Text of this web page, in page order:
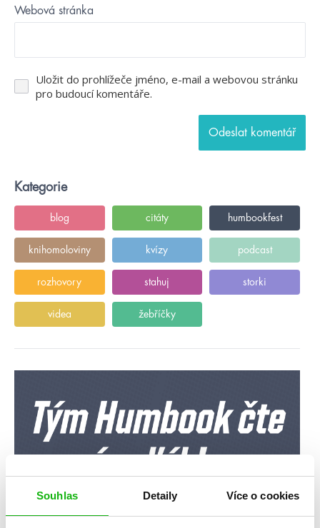
Souhlas Detaily Více o cookies
Webová stránka
Uložit do prohlížeče jméno, e-mail a webovou stránku
pro budoucí komentáře.
Kategorie
blog citáty humbookfest
knihomoloviny kvízy podcast
rozhovory stahuj storki
videa žebříčky